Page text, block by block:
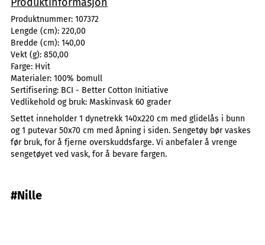
Produktnummer: 107372
Lengde (cm): 220,00
Bredde (cm): 140,00
Vekt (g): 850,00
Farge: Hvit
Materialer: 100% bomull
Sertifisering: BCI - Better Cotton Initiative
Vedlikehold og bruk: Maskinvask 60 grader
Settet inneholder 1 dynetrekk 140x220 cm med glidelås i bunn
og 1 putevar 50x70 cm med åpning i siden. Sengetøy bør vaskes
før bruk, for å fjerne overskuddsfarge. Vi anbefaler å vrenge
sengetøyet ved vask, for å bevare fargen.
#Nille